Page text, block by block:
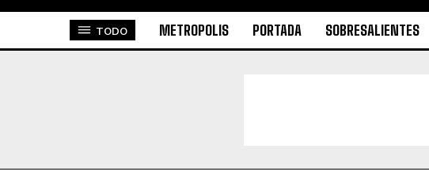
TODO METROPOLIS PORTADA SOBRESALIENTES